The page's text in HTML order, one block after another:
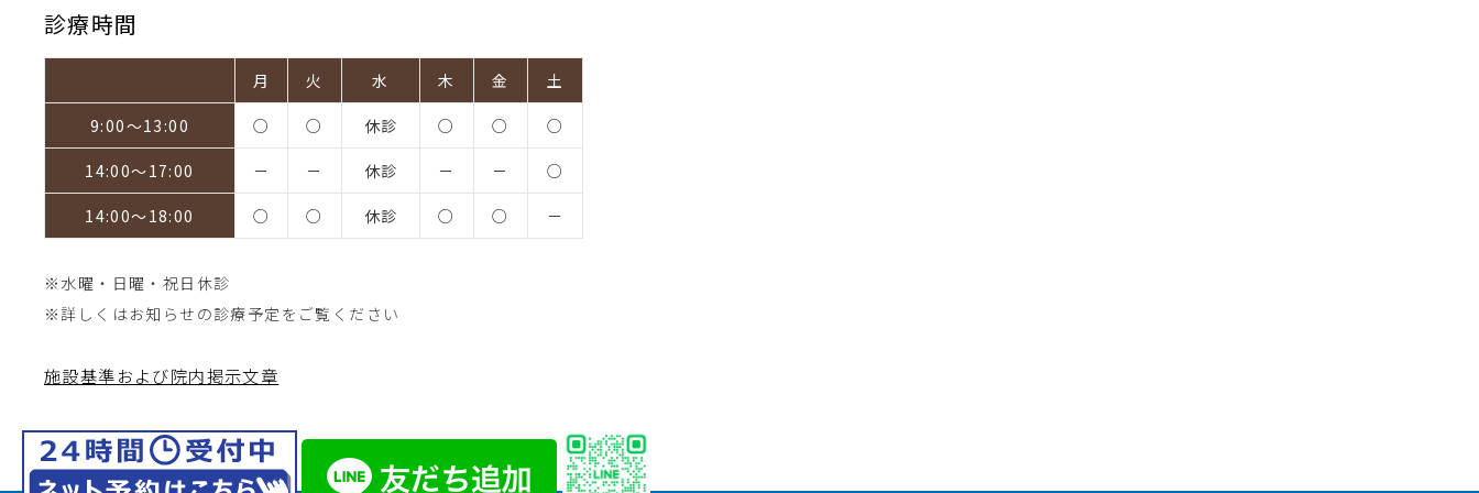
診療時間
月 火 水 木 金 土
9:00～13:00 ○ ○ 休診 ○ ○ ○
14:00～17:00 － － 休診 － － ○
14:00～18:00 ○ ○ 休診 ○ ○ －
※水曜・日曜・祝日休診
※詳しくはお知らせの診療予定をご覧ください
施設基準および院内掲示文章